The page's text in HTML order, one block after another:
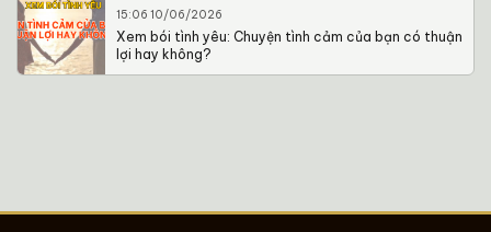
15:06 10/06/2026
Xem bói tình yêu: Chuyện tình cảm của bạn có thuận
lợi hay không?